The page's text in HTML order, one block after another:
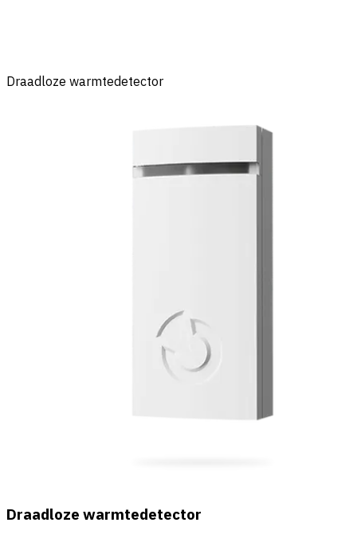
Draadloze warmtedetector
Draadloze warmtedetector